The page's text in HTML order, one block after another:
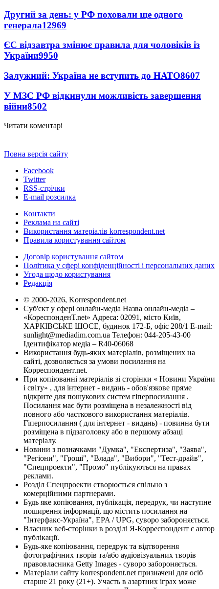
Другий за день: у РФ поховали ще одного
генерала12969
ЄС відзавтра змінює правила для чоловіків із
України9950
Залужний: Україна не вступить до НАТО8607
У МЗС РФ відкинули можливість завершення
війни8502
Читати коментарі
Повна версія сайту
Facebook
Twitter
RSS-стрічки
E-mail розсилка
Контакти
Реклама на сайті
Використання матеріалів korrespondent.net
Правила користування сайтом
Договір користування сайтом
Політика у сфері конфіденційності і персональних даних
Угода щодо користування
Редакція
© 2000-2026, Korrespondent.net
Суб'єкт у сфері онлайн-медіа Назва онлайн-медіа –
«КореспонденТ.net» Адреса: 02091, місто Київ,
ХАРКІВСЬКЕ ШОСЕ, будинок 172-Б, офіс 208/1 E-mail:
sunlight@mediadim.com.ua Телефон: 044-205-43-00
Ідентифікатор медіа – R40-06068
Використання будь-яких матеріалів, розміщених на
сайті, дозволяється за умови посилання на
Корреспондент.net.
При копіюванні матеріалів зі сторінки « Новини України
і світу» , для інтернет - видань - обов'язкове пряме
відкрите для пошукових систем гіперпосилання .
Посилання має бути розміщена в незалежності від
повного або часткового використання матеріалів.
Гіперпосилання ( для інтернет - видань) - повинна бути
розміщена в підзаголовку або в першому абзаці
матеріалу.
Новини з позначками "Думка", "Експертиза", "Заява",
"Регіони", "Гроші", "Влада", "Вибори", "Тест-драйв",
"Спецпроекти", "Промо" публікуються на правах
реклами.
Розділ Спецпроекти створюється спільно з
комерційними партнерами.
Будь яке копіювання, публікація, передрук, чи наступне
поширення інформації, що містить посилання на
"Інтерфакс-Україна", EPA / UPG, суворо забороняється.
Власник веб-сторінки в розділі Я-Корреспондент є автор
публікації.
Будь-яке копіювання, передрук та відтворення
фотографічних творів та/або аудіовізуальних творів
правовласника Getty Images - суворо забороняється.
Матеріали сайту korrespondent.net призначені для осіб
старше 21 року (21+). Участь в азартних іграх може